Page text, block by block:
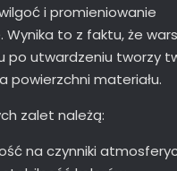
i promieniowanie
Wynika to z faktu, że
po utwardzeniu tworzy
powierzchni materiału.
zalet należą:
na czynniki